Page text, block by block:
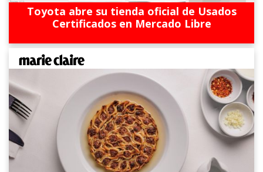
Toyota abre su tienda oficial de Usados
Certificados en Mercado Libre